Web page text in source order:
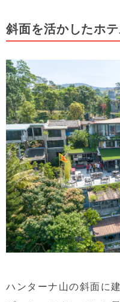
斜面を活かしたホ
ハンターナ山の斜面に